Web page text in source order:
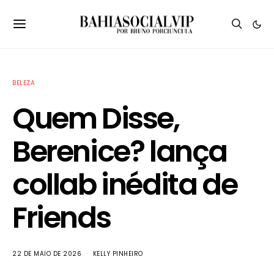
BELEZA
Quem Disse,
Berenice? lança
collab inédita de
Friends
22 DE MAIO DE 2026 KELLY PINHEIRO